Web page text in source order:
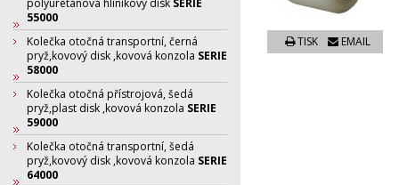
polyuretanová hliníkový disk SERIE
55000
Kolečka otočná transportní, černá
pryž,kovový disk ,kovová konzola SERIE
58000
Kolečka otočná přístrojová, šedá
pryž,plast disk ,kovová konzola SERIE
59000
Kolečka otočná transportní, šedá
pryž,kovový disk ,kovová konzola SERIE
64000
TISK EMAIL